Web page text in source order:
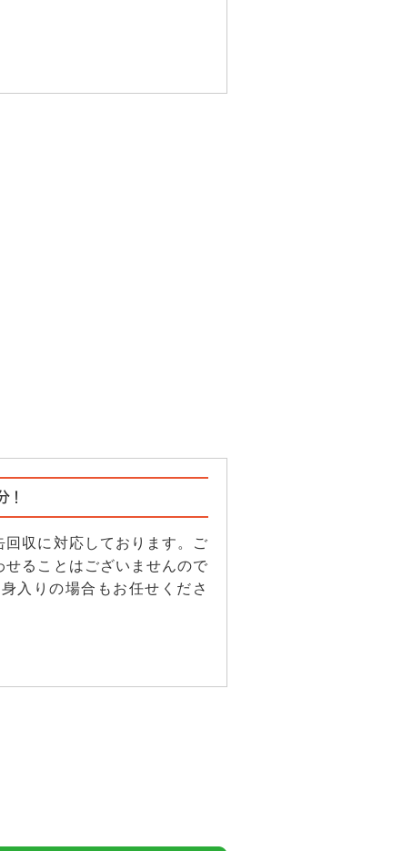
収に対応しております。ご
ることはございませんので
入りの場合もお任せくださ